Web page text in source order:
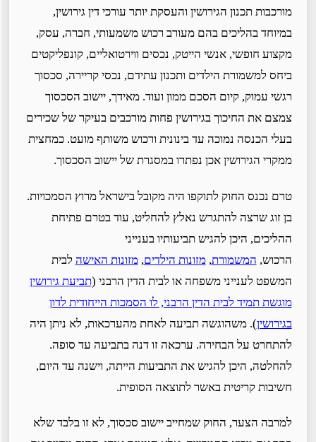
מורכבות תכנון הגירושין והעסקת יותר עורכי דין גירושין,
במיוחד בהליכים בהם מעורב רכוש משמעותי, חברה, עסק,
מקצוע חופשי, אנשי הייטק, נכסים ווירטואליים, קונפליקטים
ביחס למשמורת הילדים ותכנון עתידם, נכסי קריירה, סכסוך
רגשי עמוק, קיום הסכם ממון ועוד. מאידך, יישוב הסכסוך
צמצם את החיכוך בגירושין פחות מורכבים בעיקר של שכירים
בעלי הכנסה נמוכה עד בינונית ורכוש משותף מועט. כמחצית
ממקרי הגירושין אכן נפתרו במסגרת של יישוב הסכסוך.
טרם נכנס החוק לתוקפו היה מקובל בישראל מרוץ הסמכויות.
בן זוג שרצה להתגרש נאלץ להחליט, עוד בטרם פתיחת
ההליכים, היכן להגיש תביעותיו בענייני
הרכוש,המשמורת,מזונות הילדים,מזונות האישהלבית
המשפט לענייני משפחה או לבית הדין הרבני ( תביעת גירושין
מוגשת תמיד לבית הדין הרבני, לו הסמכות הייחודית לדון
בגירושין). משהוגשה תביעה לאחת מהערכאות, לא ניתן היה
להתחרט על הבחירה. ערכאה זו דנה בתביעה עד סופה.
להחלטה, היכן להגיש את התביעות הייתה, וישנה עד היום,
חשיבות קריטית באשר לתוצאה הסופית.
למרבה הצער, החוק שמחייב יישוב סכסוך, לא זו בלבד שלא